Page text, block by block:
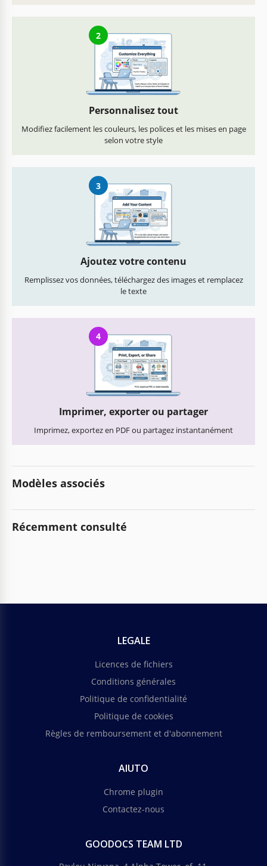
2
Personnalisez tout
Modifiez facilement les couleurs, les polices et les mises en page
selon votre style
3
Ajoutez votre contenu
Remplissez vos données, téléchargez des images et remplacez
le texte
4
Imprimer, exporter ou partager
Imprimez, exportez en PDF ou partagez instantanément
Modèles associés
Récemment consulté
LEGALE
Licences de fichiers
Conditions générales
Politique de confidentialité
Politique de cookies
Règles de remboursement et d'abonnement
AIUTO
Chrome plugin
Contactez-nous
GOODOCS TEAM LTD